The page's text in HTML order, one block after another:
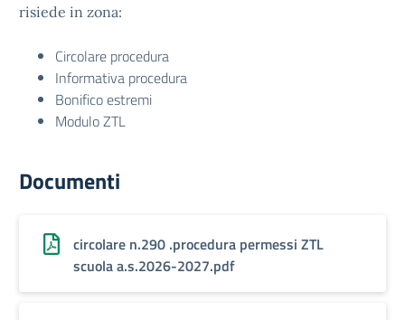
risiede in zona:
Circolare procedura
Informativa procedura
Bonifico estremi
Modulo ZTL
Documenti
circolare n.290 .procedura permessi ZTL
scuola a.s.2026-2027.pdf